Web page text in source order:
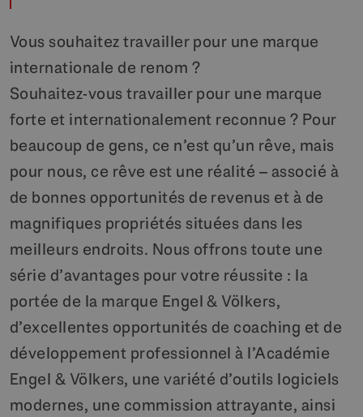
Vous souhaitez travailler pour une marque
internationale de renom ?
Souhaitez-vous travailler pour une marque
forte et internationalement reconnue ? Pour
beaucoup de gens, ce n’est qu’un rêve, mais
pour nous, ce rêve est une réalité – associé à
de bonnes opportunités de revenus et à de
magnifiques propriétés situées dans les
meilleurs endroits. Nous offrons toute une
série d’avantages pour votre réussite : la
portée de la marque Engel & Völkers,
d’excellentes opportunités de coaching et de
développement professionnel à l’Académie
Engel & Völkers, une variété d’outils logiciels
modernes, une commission attrayante, ainsi